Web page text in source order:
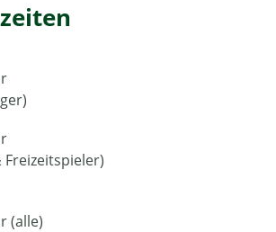
(alle)